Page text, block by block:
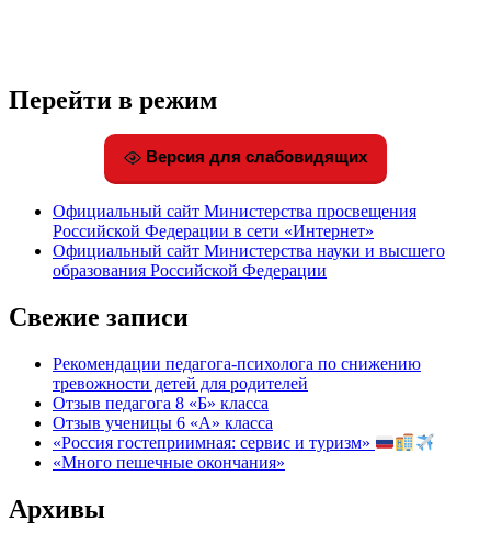
Перейти в режим
Версия для слабовидящих
Официальный сайт Министерства просвещения
Российской Федерации в сети «Интернет»
Официальный сайт Министерства науки и высшего
образования Российской Федерации
Свежие записи
Рекомендации педагога-психолога по снижению
тревожности детей для родителей
Отзыв педагога 8 «Б» класса
Отзыв ученицы 6 «А» класса
«Россия гостеприимная: сервис и туризм»
«Много пешечные окончания»
Архивы